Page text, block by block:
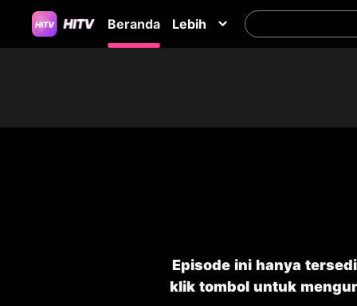
Beranda Lebih
Episode ini hanya
klik tombol untuk